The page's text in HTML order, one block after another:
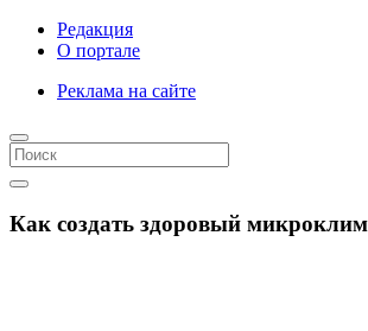
Редакция
О портале
Реклама на сайте
Как создать здоровый